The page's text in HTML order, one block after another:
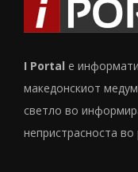
I Portal е
македонскиот
светло во
непристрасноста